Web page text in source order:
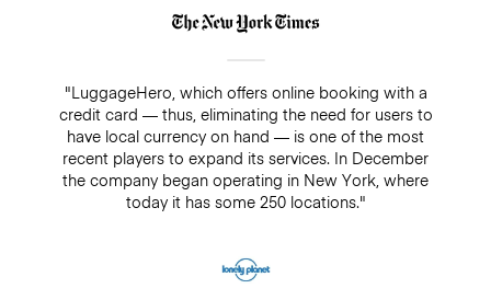
"LuggageHero, which offers online booking with a
credit card — thus, eliminating the need for users to
have local currency on hand — is one of the most
recent players to expand its services. In December
the company began operating in New York, where
today it has some 250 locations."